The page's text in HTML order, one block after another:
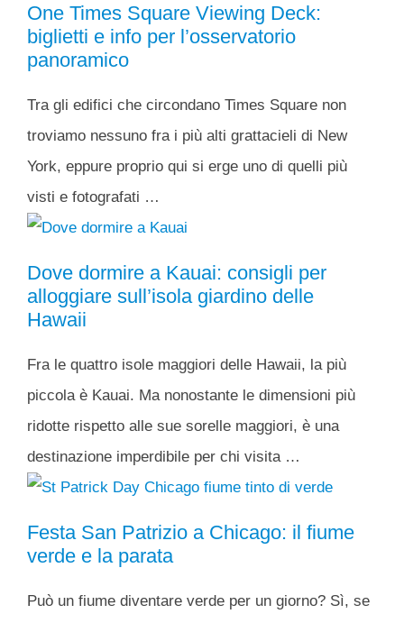
One Times Square Viewing Deck:
biglietti e info per l’osservatorio
panoramico
Tra gli edifici che circondano Times Square non
troviamo nessuno fra i più alti grattacieli di New
York, eppure proprio qui si erge uno di quelli più
visti e fotografati …
Dove dormire a Kauai: consigli per
alloggiare sull’isola giardino delle
Hawaii
Fra le quattro isole maggiori delle Hawaii, la più
piccola è Kauai. Ma nonostante le dimensioni più
ridotte rispetto alle sue sorelle maggiori, è una
destinazione imperdibile per chi visita …
Festa San Patrizio a Chicago: il fiume
verde e la parata
Può un fiume diventare verde per un giorno? Sì, se